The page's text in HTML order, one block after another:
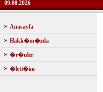
09.08.2026
» Anasayfa
» Hakk�m�zda
» �r�nler
» �leti�im